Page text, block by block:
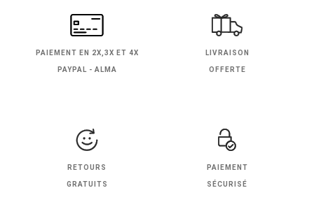
PAIEMENT EN 2X,3X ET 4X
PAYPAL - ALMA
LIVRAISON
OFFERTE
RETOURS
GRATUITS
PAIEMENT
SÉCURISÉ